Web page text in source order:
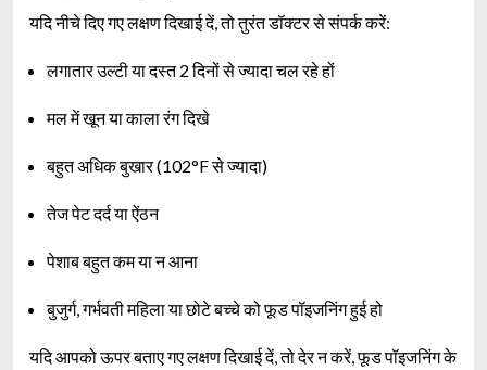
यदि नीचे दिए गए लक्षण दिखाई दें, तो तुरंत डॉक्टर से संपर्क करें:
लगातार उल्टी या दस्त 2 दिनों से ज्यादा चल रहे हों
मल में खून या काला रंग दिखे
बहुत अधिक बुखार (102°F से ज्यादा)
तेज पेट दर्द या ऐंठन
पेशाब बहुत कम या न आना
बुजुर्ग, गर्भवती महिला या छोटे बच्चे को फूड पॉइजनिंग हुई हो
यदि आपको ऊपर बताए गए लक्षण दिखाई दें, तो देर न करें, फूड पॉइजनिंग के